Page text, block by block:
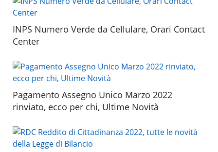
INPS Numero Verde da Cellulare, Orari Contact
Center
Pagamento Assegno Unico Marzo 2022
rinviato, ecco per chi, Ultime Novità